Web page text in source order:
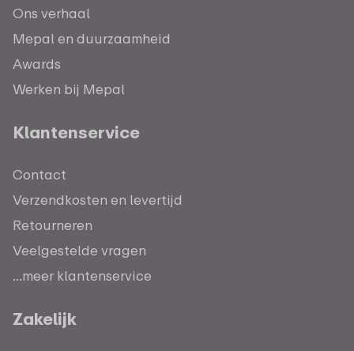
Ons verhaal
Mepal en duurzaamheid
Awards
Werken bij Mepal
Klantenservice
Contact
Verzendkosten en levertijd
Retourneren
Veelgestelde vragen
...meer klantenservice
Zakelijk